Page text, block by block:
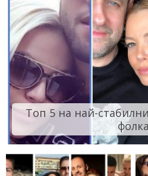
Топ 5 на най-
фолка